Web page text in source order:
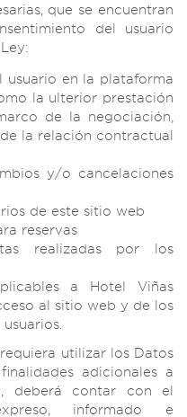
que se encuentran
del usuario
usuario en la plataforma
la ulterior prestación
de la negociación,
la relación contractual
y/o cancelaciones
de este sitio web
reservas
realizadas por los
a Hotel Viñas
al sitio web y de los
utilizar los Datos
adicionales a
deberá contar con el
informado e